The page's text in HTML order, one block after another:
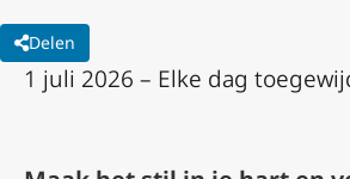
Delen
1 juli 2026 – Elke dag